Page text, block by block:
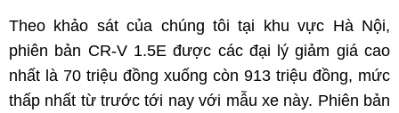
Theo khảo sát của chúng tôi tại khu vực Hà Nội,
phiên bản CR-V 1.5E được các đại lý giảm giá cao
nhất là 70 triệu đồng xuống còn 913 triệu đồng, mức
thấp nhất từ trước tới nay với mẫu xe này. Phiên bản